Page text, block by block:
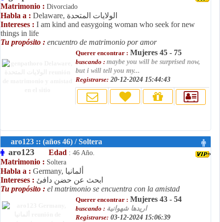
Matrimonio : Divorciado
Habla a :
Delaware, الولايات المتحدة
Intereses : I am kind and easygoing woman who seek for new
things in life
Tu propósito : encuentro de matrimonio por amor
Querer encontrar : Mujeres 45 - 75
buscando : maybe you will be surprised now,
but i will tell you my...
Registrarse: 20-12-2024 15:44:43
aro123 :: (años 46) / Soltera
aro123 Edad : 46 Año.
Matrimonio : Soltera
Habla a :
Germany, ألمانيا
Intereses : ابحث عن حضن دافئ
Tu propósito : el matrimonio se encuentra con la amistad
Querer encontrar : Mujeres 43 - 54
buscando : اريدها شهوانية
Registrarse: 03-12-2024 15:06:39